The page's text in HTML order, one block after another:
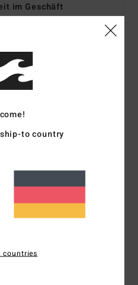
im Geschäft
Druck
/ 45 % Lyocell
to country
countries